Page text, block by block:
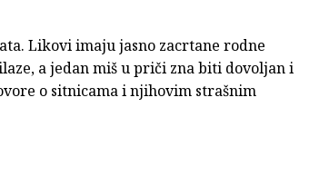
Likovi imaju jasno zacrtane rodne
a jedan miš u priči zna biti dovoljan i
o sitnicama i njihovim strašnim